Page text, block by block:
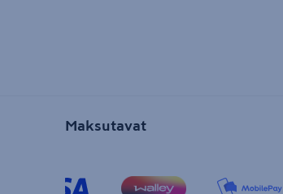
Maksutavat